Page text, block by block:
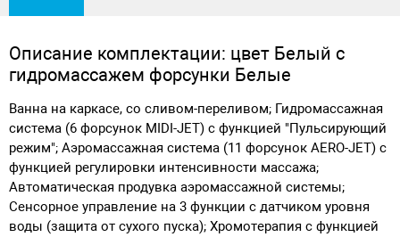
Описание комплектации: цвет Белый с
гидромассажем форсунки Белые
Ванна на каркасе, со сливом-переливом; Гидромассажная
система (6 форсунок MIDI-JET) с функцией "Пульсирующий
режим"; Аэромассажная система (11 форсунок AERO-JET) с
функцией регулировки интенсивности массажа;
Автоматическая продувка аэромассажной системы;
Сенсорное управление на 3 функции с датчиком уровня
воды (защита от сухого пуска); Хромотерапия с функцией